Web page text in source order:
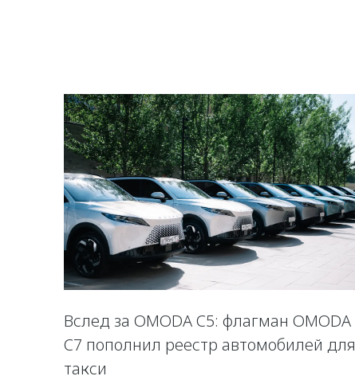
Вслед за OMODA C5: флагман OMODA
C7 пополнил реестр автомобилей для
такси